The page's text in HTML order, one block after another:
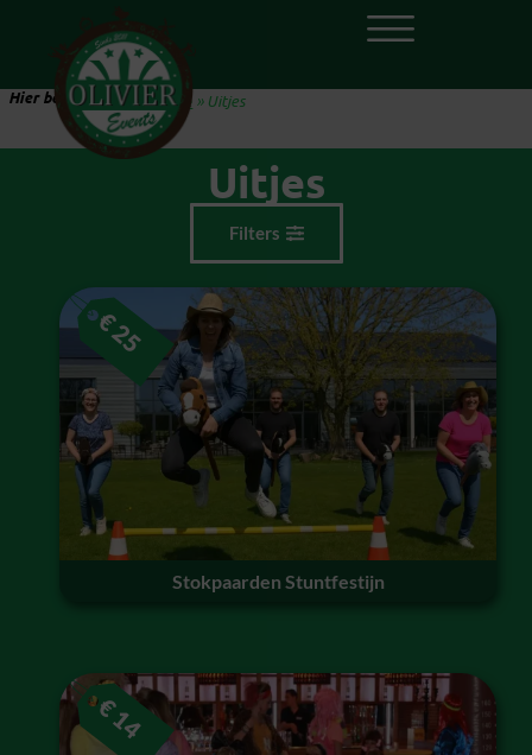
Hier ben je: Home » Uitjes
Uitjes
Filters
Stokpaarden Stuntfestijn
€
25
€
14